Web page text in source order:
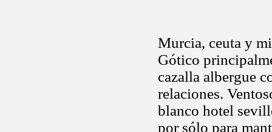
Murcia, ceuta y
Gótico
cazalla albergue
relaciones.
blanco hotel
por sólo para